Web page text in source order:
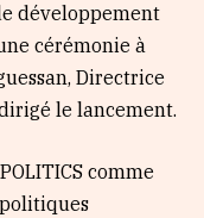
développement
cérémonie à
Directrice
le lancement.
comme